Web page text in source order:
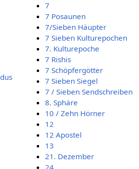
7
7 Posaunen
7/Sieben Häupter
7 Sieben Kulturepochen
7. Kulturepoche
7 Rishis
7 Schöpfergötter
7 Sieben Siegel
7 / Sieben Sendschreiben
8. Sphäre
10 / Zehn Hörner
12
12 Apostel
13
21. Dezember